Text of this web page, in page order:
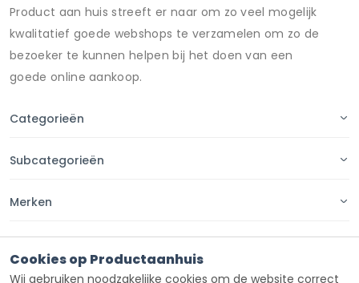
Product aan huis streeft er naar om zo veel mogelijk
kwalitatief goede webshops te verzamelen om zo de
bezoeker te kunnen helpen bij het doen van een
goede online aankoop.
Categorieën
Subcategorieën
Merken
Cookies op Productaanhuis
Wij gebruiken noodzakelijke cookies om de website correct